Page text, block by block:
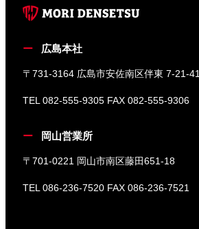
広島本社
〒731-3164 広島市安佐南区伴東 7-21-41
TEL 082-555-9305 FAX 082-555-9306
岡山営業所
〒701-0221 岡山市南区藤田651-18
TEL 086-236-7520 FAX 086-236-7521